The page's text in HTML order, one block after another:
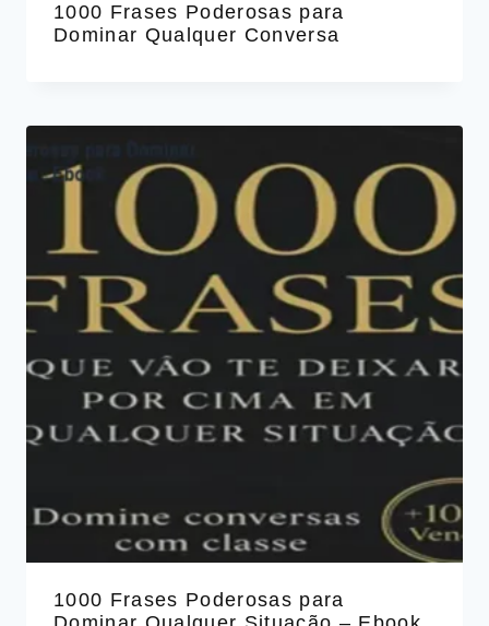
1000 Frases Poderosas para
Dominar Qualquer Conversa
1000 Frases Poderosas para